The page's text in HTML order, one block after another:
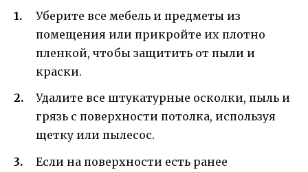
Уберите все мебель и предметы из
помещения или прикройте их плотно
пленкой, чтобы защитить от пыли и
краски.
Удалите все штукатурные осколки, пыль и
грязь с поверхности потолка, используя
щетку или пылесос.
Если на поверхности есть ранее